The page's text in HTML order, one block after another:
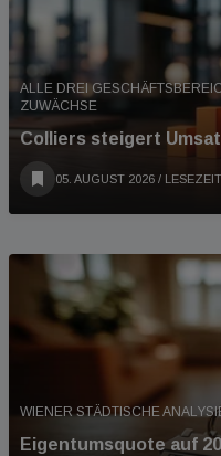
ALLE DREI
ZUWÄCHSE
Colliers steigert
05. AUGUST 2026 /
WIENER STÄDTISCHE
Eigentumsquote auf